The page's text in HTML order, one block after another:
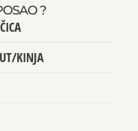
?
KINJA